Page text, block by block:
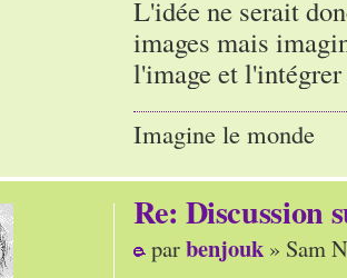
L'idée ne serait
images mais
l'image et
Imagine le monde
Re: Discussion
parbenjouk » Sam